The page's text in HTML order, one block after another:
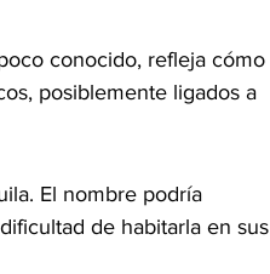
conocido, refleja cómo
posiblemente ligados a
El nombre podría
de habitarla en sus